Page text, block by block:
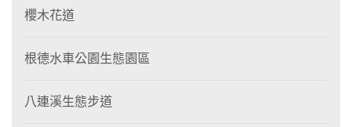
櫻木花道
根德水車公園生態園區
八連溪生態步道